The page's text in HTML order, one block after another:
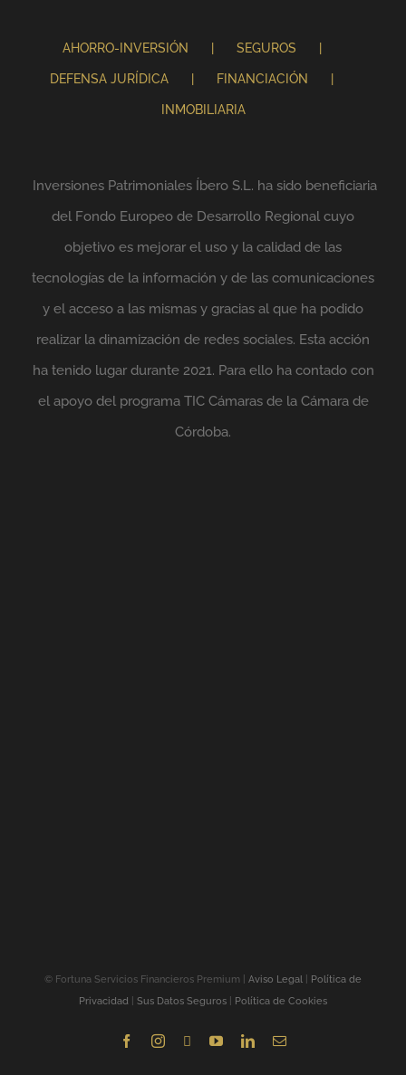
AHORRO-INVERSIÓN SEGUROS
DEFENSA JURÍDICA FINANCIACIÓN
INMOBILIARIA
Inversiones Patrimoniales Íbero S.L. ha sido beneficiaria
del Fondo Europeo de Desarrollo Regional cuyo
objetivo es mejorar el uso y la calidad de las
tecnologías de la información y de las comunicaciones
y el acceso a las mismas y gracias al que ha podido
realizar la dinamización de redes sociales. Esta acción
ha tenido lugar durante 2021. Para ello ha contado con
el apoyo del programa TIC Cámaras de la Cámara de
Córdoba.
© Fortuna Servicios Financieros Premium | Aviso Legal
Política de
Privacidad
Sus Datos Seguros Política de Cookies
FacebookInstagramYouTubeLinkedInCorreo